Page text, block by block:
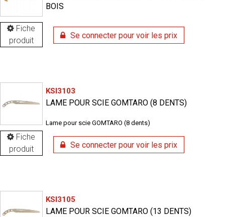
Fiche
produit
BOIS
Se connecter pour voir les prix
Fiche
produit
KSI3103
LAME POUR SCIE GOMTARO (8 DENTS)
Lame pour scie GOMTARO (8 dents)
Se connecter pour voir les prix
KSI3105
LAME POUR SCIE GOMTARO (13 DENTS)